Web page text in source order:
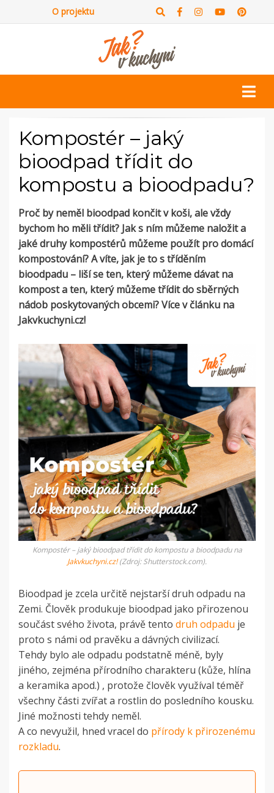
O projektu
Kompostér – jaký
bioodpad třídit do
kompostu a bioodpadu?
Proč by neměl bioodpad končit v koši, ale vždy
bychom ho měli třídit? Jak s ním můžeme naložit a
jaké druhy kompostérů můžeme použít pro domácí
kompostování? A víte, jak je to s tříděním
bioodpadu – liší se ten, který můžeme dávat na
kompost a ten, který můžeme třídit do sběrných
nádob poskytovaných obcemi? Více v článku na
Jakvkuchyni.cz!
Kompostér – jaký bioodpad třídit do kompostu a bioodpadu na
Jakvkuchyni.cz!(Zdroj: Shutterstock.com).
Bioodpad je zcela určitě nejstarší druh odpadu na
Zemi. Člověk produkuje bioodpad jako přirozenou
součást svého života, právě tento druh odpadu je
proto s námi od pravěku a dávných civilizací.
Tehdy bylo ale odpadu podstatně méně, byly
jiného, zejména přírodního charakteru (kůže, hlína
a keramika apod.) , protože člověk využíval téměř
všechny části zvířat a rostlin do posledního kousku.
Jiné možnosti tehdy neměl.
A co nevyužil, hned vracel do přírody k přirozenému
rozkladu.